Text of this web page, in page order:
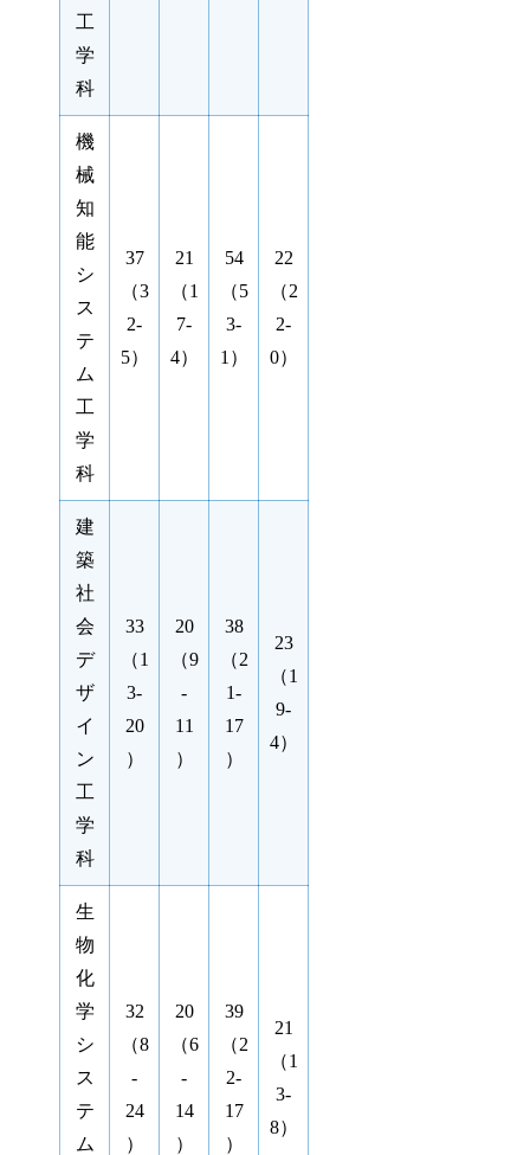
工
学
科
機
械
知
能
シ
ス
テ
ム
工
学
科
37
（3
2-
5）
21
（1
7-
4）
54
（5
3-
1）
22
（2
2-
0）
建
築
社
会
デ
ザ
イ
ン
工
学
科
33
（1
3-
20
）
20
（9
-
11
）
38
（2
1-
17
）
23
（1
9-
4）
生
物
化
学
シ
ス
テ
ム
32
（8
-
24
）
20
（6
-
14
）
39
（2
2-
17
）
21
（1
3-
8）